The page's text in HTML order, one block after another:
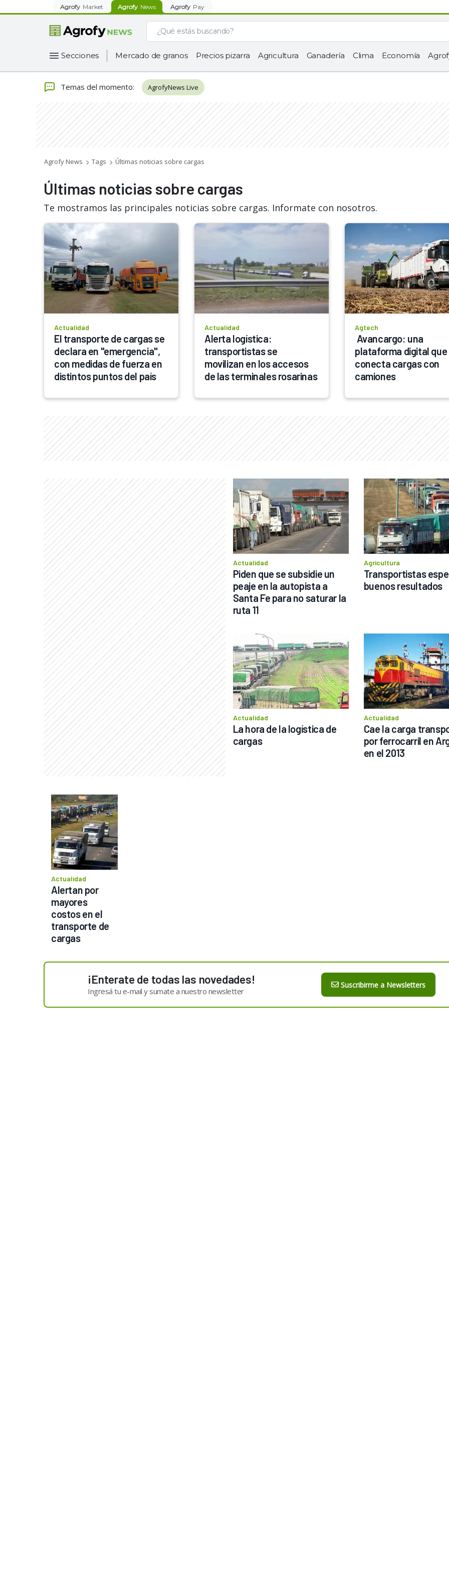
Agrofy Market Agrofy News Agrofy Pay
Secciones Mercado de granos Precios pizarra Agricultura Ganadería Clima Economía
Temas del momento: AgrofyNews Live
Agrofy News Tags Últimas noticias sobre cargas
Últimas noticias sobre cargas
Te mostramos las principales noticias sobre cargas. Informate con nosotros.
Actualidad
El transporte de cargas se
declara en "emergencia",
con medidas de fuerza en
distintos puntos del país
Actualidad
Alerta logística:
transportistas se
movilizan en los accesos
de las terminales rosarinas
Agtech
Avancargo: una
plataforma digital que
conecta cargas con
camiones
Actualidad
Piden que se subsidie un
peaje en la autopista a
Santa Fe para no saturar la
ruta 11
Agricultura
Transportistas
buenos resultados
Actualidad
La hora de la logística de
cargas
Actualidad
Cae la carga
por ferrocarril en
en el 2013
Actualidad
Alertan por
mayores
costos en el
transporte de
cargas
¡Enterate de todas las novedades!
Ingresá tu e-mail y sumate a nuestro newsletter
Suscribirme a Newsletters